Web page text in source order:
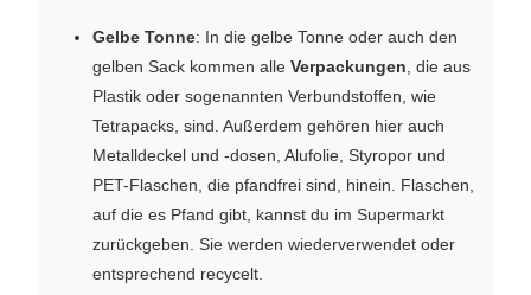
Gelbe Tonne: In die gelbe Tonne oder auch den
gelben Sack kommen alle Verpackungen , die aus
Plastik oder sogenannten Verbundstoffen, wie
Tetrapacks, sind. Außerdem gehören hier auch
Metalldeckel und -dosen, Alufolie, Styropor und
PET-Flaschen, die pfandfrei sind, hinein. Flaschen,
auf die es Pfand gibt, kannst du im Supermarkt
zurückgeben. Sie werden wiederverwendet oder
entsprechend recycelt.